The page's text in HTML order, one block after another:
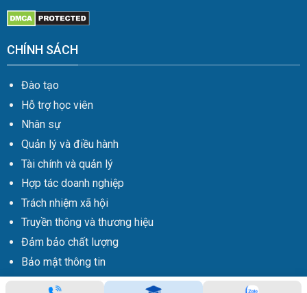
CHÍNH SÁCH
Đào tạo
Hỗ trợ học viên
Nhân sự
Quản lý và điều hành
Tài chính và quản lý
Hợp tác doanh nghiệp
Trách nhiệm xã hội
Truyền thông và thương hiệu
Đảm bảo chất lượng
Bảo mật thông tin